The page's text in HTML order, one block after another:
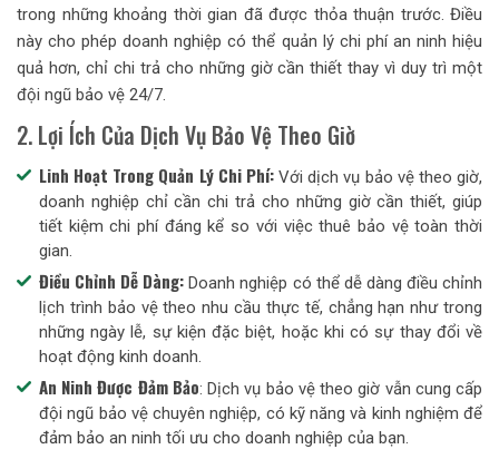
trong những khoảng thời gian đã được thỏa thuận trước. Điều
này cho phép doanh nghiệp có thể quản lý chi phí an ninh hiệu
quả hơn, chỉ chi trả cho những giờ cần thiết thay vì duy trì một
đội ngũ bảo vệ 24/7.
2. Lợi Ích Của Dịch Vụ Bảo Vệ Theo Giờ
Linh Hoạt Trong Quản Lý Chi Phí:Với dịch vụ bảo vệ theo giờ,
doanh nghiệp chỉ cần chi trả cho những giờ cần thiết, giúp
tiết kiệm chi phí đáng kể so với việc thuê bảo vệ toàn thời
gian.
Điều Chỉnh Dễ Dàng:Doanh nghiệp có thể dễ dàng điều chỉnh
lịch trình bảo vệ theo nhu cầu thực tế, chẳng hạn như trong
những ngày lễ, sự kiện đặc biệt, hoặc khi có sự thay đổi về
hoạt động kinh doanh.
An Ninh Được Đảm Bảo: Dịch vụ bảo vệ theo giờ vẫn cung cấp
đội ngũ bảo vệ chuyên nghiệp, có kỹ năng và kinh nghiệm để
đảm bảo an ninh tối ưu cho doanh nghiệp của bạn.